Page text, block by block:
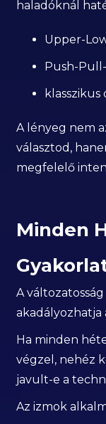
haladóknál
Upper-
Push-
A lényeg nem
választod,
megfelelő
Minden
A
akadályozhatja
Ha minden
végzel, nehéz
javult-e a
Az izmok